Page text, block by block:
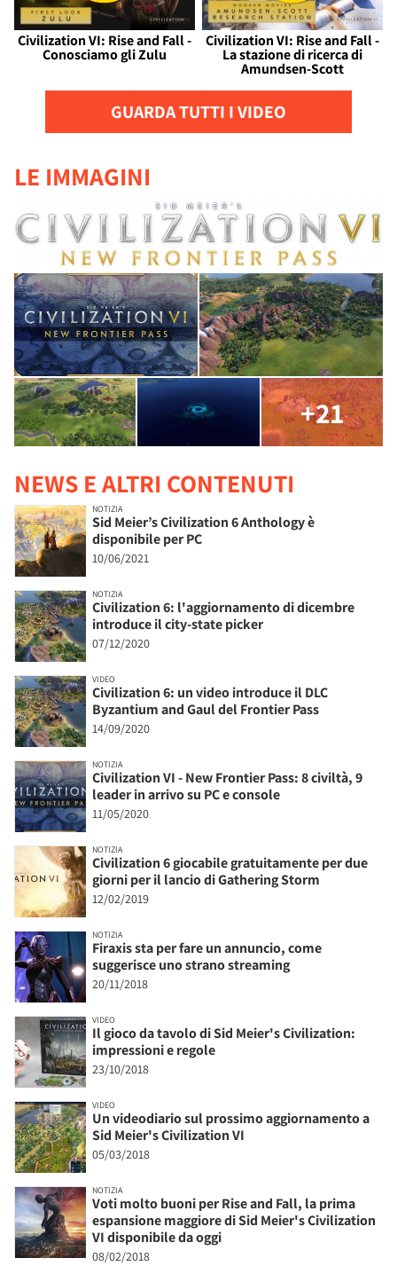
Civilization VI: Rise and Fall -
Conosciamo gli Zulu
Civilization VI: Rise and Fall -
La stazione di ricerca di
Amundsen-Scott
GUARDA TUTTI I VIDEO
LE IMMAGINI
+21
NEWS E ALTRI CONTENUTI
NOTIZIA
Sid Meier’s Civilization 6 Anthology è
disponibile per PC
10/06/2021
NOTIZIA
Civilization 6: l'aggiornamento di dicembre
introduce il city-state picker
07/12/2020
VIDEO
Civilization 6: un video introduce il DLC
Byzantium and Gaul del Frontier Pass
14/09/2020
NOTIZIA
Civilization VI - New Frontier Pass: 8 civiltà, 9
leader in arrivo su PC e console
11/05/2020
NOTIZIA
Civilization 6 giocabile gratuitamente per due
giorni per il lancio di Gathering Storm
12/02/2019
NOTIZIA
Firaxis sta per fare un annuncio, come
suggerisce uno strano streaming
20/11/2018
VIDEO
Il gioco da tavolo di Sid Meier's Civilization:
impressioni e regole
23/10/2018
VIDEO
Un videodiario sul prossimo aggiornamento a
Sid Meier's Civilization VI
05/03/2018
NOTIZIA
Voti molto buoni per Rise and Fall, la prima
espansione maggiore di Sid Meier's Civilization
VI disponibile da oggi
08/02/2018